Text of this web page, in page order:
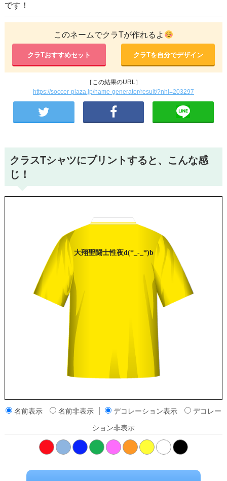
です！
このネームでクラTが作れるよ
クラTおすすめセット クラTを自分でデザイン
［この結果のURL］
https://soccer-plaza.jp/name-generator/result/?nhi=203297
クラスTシャツにプリントすると、こんな感
じ！
大翔聖闘士性夜d(*_-_*)b
名前表示 名前非表示 デコレーション表示 デコレー
ション非表示